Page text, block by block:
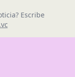
Escribe